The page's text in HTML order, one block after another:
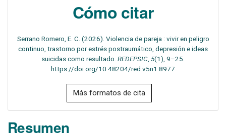
Cómo citar
Serrano Romero, E. C. (2026). Violencia de pareja : vivir en peligro
continuo, trastorno por estrés postraumático, depresión e ideas
suicidas como resultado. REDEPSIC, 5(1), 9–25.
https://doi.org/10.48204/red.v5n1.8977
Más formatos de cita
Resumen